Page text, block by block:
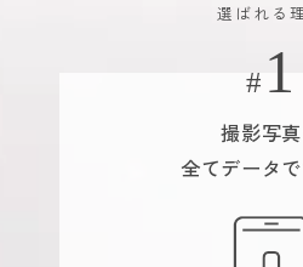
選ばれる
撮影写
全てデータ